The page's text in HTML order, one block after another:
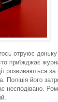
отруює доньку
приїжджає
розвиваються
Поліція його
несподівано.